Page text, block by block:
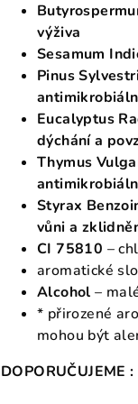
výživa
Sesamum
Pinus
Eucalyptus
dýchání a
Thymus
Styrax
vůni a
CI 75810 –
aromatické
Alcohol –
* přirozené
mohou být
DOPORUČUJEME :